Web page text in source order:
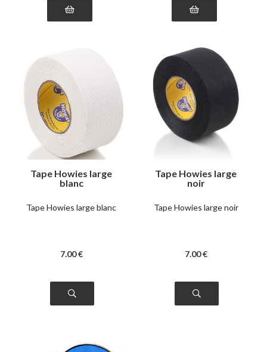
Tape Howies large
blanc
Tape Howies large blanc
7.00 €
Tape Howies large
noir
Tape Howies large noir
7.00 €